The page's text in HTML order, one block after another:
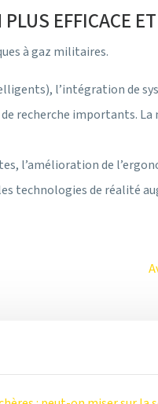
EFFICACE
à gaz militaires.
l’intégration de
recherche importants.
l’amélioration de
technologies de réalité